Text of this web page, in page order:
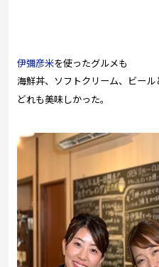
伊彌彦米を使ったグルメも
海鮮丼、ソフトクリーム、ビー
どれも美味しかった。